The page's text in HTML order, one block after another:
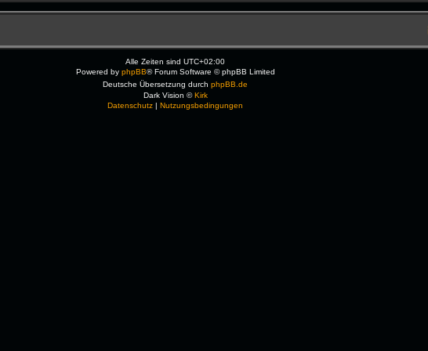
Alle Zeiten sindUTC+02:00
Powered by phpBB® Forum Software © phpBB Limited
Deutsche Übersetzung durchphpBB.de
Dark Vision ©Kirk
Datenschutz |Nutzungsbedingungen